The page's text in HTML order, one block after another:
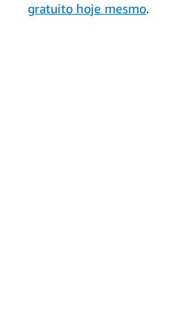
gratuito hoje mesmo.